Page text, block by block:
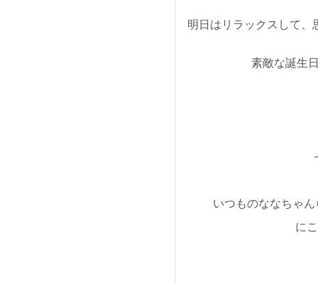
明日はリラックスして、
素敵な誕生
いつものななちゃ
に